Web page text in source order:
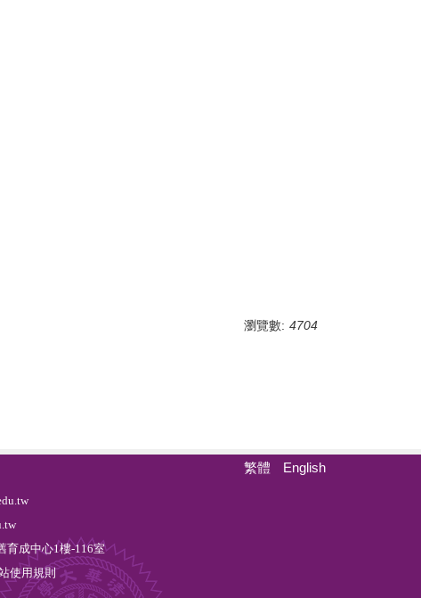
瀏覽數: 4704
繁體 English
育成中心1樓-116室
使用規則